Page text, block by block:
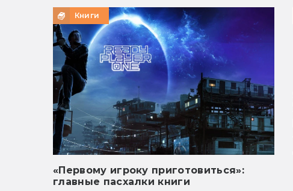
Книги
«Первому игроку приготовиться»:
главные пасхалки книги